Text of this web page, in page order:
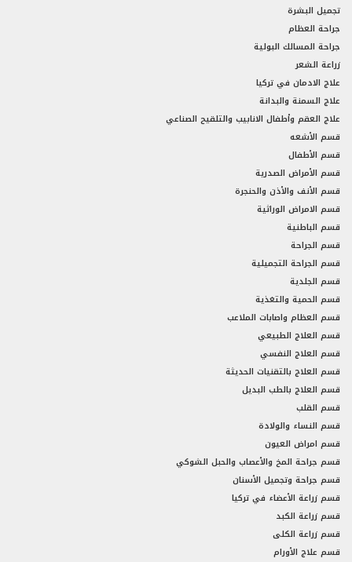
تجميل البشرة
جراحة العظام
جراحة المسالك البولية
زراعة الشعر
علاج الادمان في تركيا
علاج السمنة والبدانة
علاج العقم وأطفال الانابيب والتلقيح الصناعي
قسم الأشعه
قسم الأطفال
قسم الأمراض الصدرية
قسم الأنف والأذن والحنجرة
قسم الامراض الوراثية
قسم الباطنية
قسم الجراحة
قسم الجراحة التجميلية
قسم الجلدية
قسم الحمية والتغذية
قسم العظام واصابات الملاعب
قسم العلاج الطبيعي
قسم العلاج النفسي
قسم العلاج بالتقنيات الحديثة
قسم العلاج بالطب البديل
قسم القلب
قسم النساء والولادة
قسم امراض العيون
قسم جراحة المخ والأعصاب والحبل الشوكي
قسم جراحة وتجميل الأسنان
قسم زراعة الأعضاء في تركيا
قسم زراعة الكبد
قسم زراعة الكلى
قسم علاج الأورام